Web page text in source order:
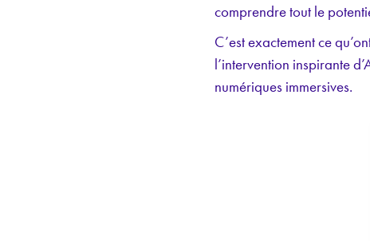
comprendre tout le
C’est exactement ce
l’intervention inspirante
numériques immersives.